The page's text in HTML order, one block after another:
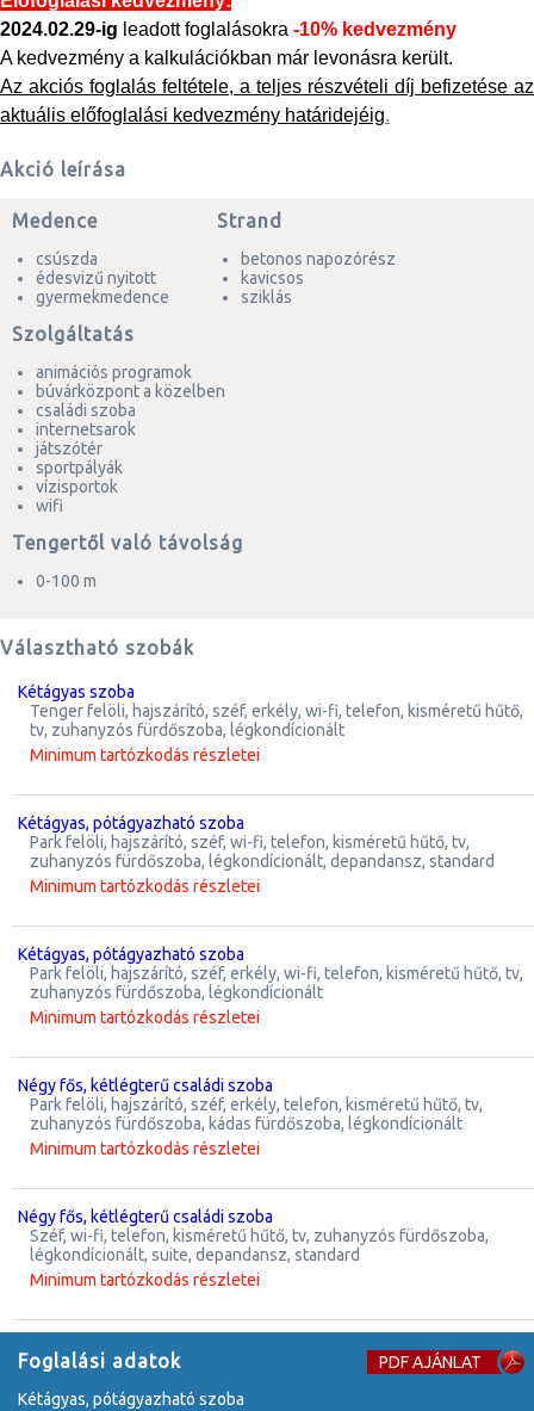
2024.02.29-ig leadott foglalásokra -10% kedvezmény
A kedvezmény a kalkulációkban már levonásra került.
Az akciós foglalás feltétele, a teljes részvételi díj befizetése az
aktuális előfoglalási kedvezmény határidejéig.
Akció leírása
Medence
csúszda
édesvizű nyitott
gyermekmedence
Strand
betonos napozórész
kavicsos
sziklás
Szolgáltatás
animációs programok
búvárközpont a közelben
családi szoba
internetsarok
játszótér
sportpályák
vízisportok
wifi
Tengertől való távolság
0-100 m
Választható szobák
kétágyas szoba
tenger felöli, hajszárító, széf, erkély, wi-fi, telefon, kisméretű hűtő,
tv, zuhanyzós fürdőszoba, légkondícionált
Minimum tartózkodás részletei
kétágyas, pótágyazható szoba
park felöli, hajszárító, széf, wi-fi, telefon, kisméretű hűtő, tv,
zuhanyzós fürdőszoba, légkondícionált, depandansz, standard
Minimum tartózkodás részletei
kétágyas, pótágyazható szoba
park felöli, hajszárító, széf, erkély, wi-fi, telefon, kisméretű hűtő, tv,
zuhanyzós fürdőszoba, légkondícionált
Minimum tartózkodás részletei
négy fős, kétlégterű családi szoba
park felöli, hajszárító, széf, erkély, telefon, kisméretű hűtő, tv,
zuhanyzós fürdőszoba, kádas fürdőszoba, légkondícionált
Minimum tartózkodás részletei
négy fős, kétlégterű családi szoba
széf, wi-fi, telefon, kisméretű hűtő, tv, zuhanyzós fürdőszoba,
légkondícionált, suite, depandansz, standard
Minimum tartózkodás részletei
Foglalási adatok
PDF AJÁNLAT
kétágyas, pótágyazható szoba